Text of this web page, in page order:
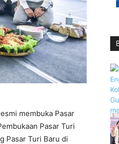
membuka Pasar
Pasar Turi
Pasar Turi Baru di